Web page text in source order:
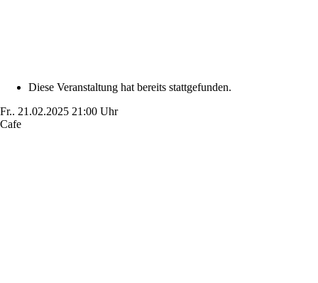
Diese Veranstaltung hat bereits stattgefunden.
Fr.. 21.02.2025 21:00 Uhr
Cafe